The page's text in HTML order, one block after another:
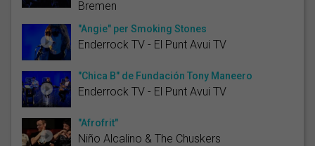
Bremen
"Angie" per Smoking Stones
Enderrock TV - El Punt Avui TV
"Chica B" de Fundación Tony Maneero
Enderrock TV - El Punt Avui TV
"Afrofrit"
Niño Alcalino & The Chuskers